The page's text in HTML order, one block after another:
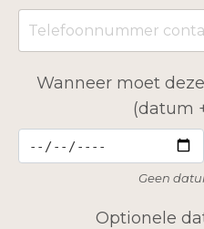
Wanneer moet
(datum
Geen
Optionele